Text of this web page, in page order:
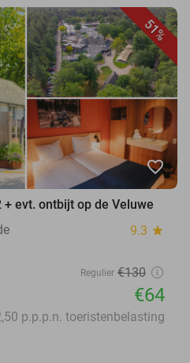
51%
favorite_border
evt. ontbijt op de Veluwe
9.3 star
Regulier €130
€64
p.p.p.n. toeristenbelasting